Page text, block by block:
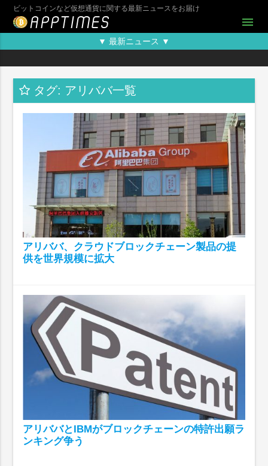
ビットコインなど仮想通貨に関する最新ニュースをお届け
menu
▼ 最新ニュース ▼
タグ: アリババ一覧
アリババ、クラウドブロックチェーン製品の提
供を世界規模に拡大
アリババとIBMがブロックチェーンの特許出願ラ
ンキング争う